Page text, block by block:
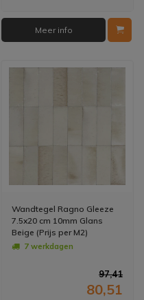
Meer info
Wandtegel Ragno Gleeze
7.5x20 cm 10mm Glans
Beige (Prijs per M2)
7 werkdagen
97,41
80,51